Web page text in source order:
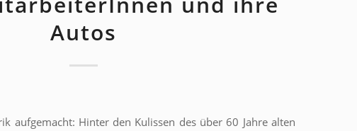
Autos
aufgemacht: Hinter den Kulissen des über 60 Jahre alten